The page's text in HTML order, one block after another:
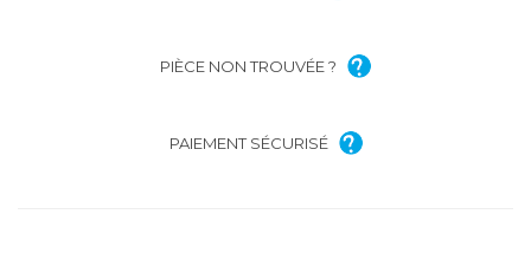
PIÈCE NON TROUVÉE ?
PAIEMENT SÉCURISÉ